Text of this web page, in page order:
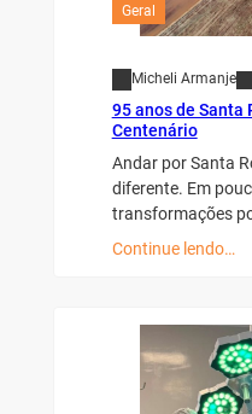
Geral
Micheli Armanje
95 anos de Santa
Centenário
Andar por Santa
diferente. Em
transformações
Continue lendo…